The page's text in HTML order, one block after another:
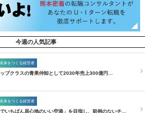
今週の人気記事
来をつくる経営者
プクラスの青果仲卸として2030年売上300億円…
来をつくる経営者
でいちばん居心地のいい空港」を目指し、前例のないチ…